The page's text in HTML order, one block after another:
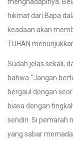
hikmat dari Bapa
keadaan akan
TUHAN
Sudah jelas sekali,
bahwa “Jangan
bergaul dengan
biasa dengan
sendiri. Si pemarah
yang sabar